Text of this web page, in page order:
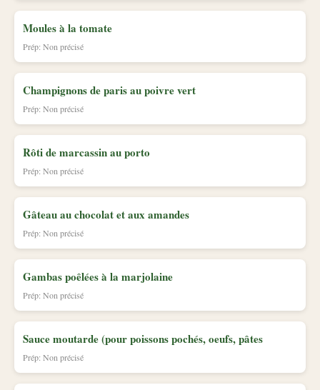
Moules à la tomate
Prép: Non précisé
Champignons de paris au poivre vert
Prép: Non précisé
Rôti de marcassin au porto
Prép: Non précisé
Gâteau au chocolat et aux amandes
Prép: Non précisé
Gambas poêlées à la marjolaine
Prép: Non précisé
Sauce moutarde (pour poissons pochés, oeufs, pâtes
Prép: Non précisé